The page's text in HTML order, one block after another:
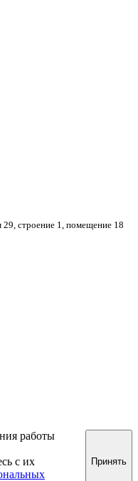
29, строение 1, помещение 18
работы
с их
Принять